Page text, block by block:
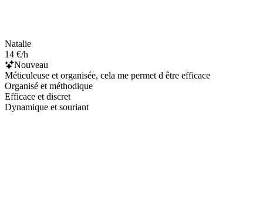
Natalie
14 €/h
Nouveau
Méticuleuse et organisée, cela me permet d être efficace
Organisé et méthodique
Efficace et discret
Dynamique et souriant